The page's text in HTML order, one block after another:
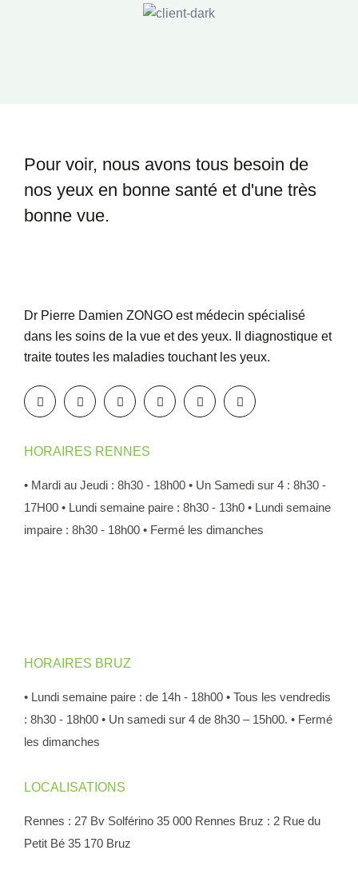
Pour voir, nous avons tous besoin de
nos yeux en bonne santé et d'une très
bonne vue.
Dr Pierre Damien ZONGO est médecin spécialisé
dans les soins de la vue et des yeux. Il diagnostique et
traite toutes les maladies touchant les yeux.
HORAIRES RENNES
• Mardi au Jeudi : 8h30 - 18h00 • Un Samedi sur 4 : 8h30 -
17H00 • Lundi semaine paire : 8h30 - 13h0 • Lundi semaine
impaire : 8h30 - 18h00 • Fermé les dimanches
HORAIRES BRUZ
• Lundi semaine paire : de 14h - 18h00 • Tous les vendredis
: 8h30 - 18h00 • Un samedi sur 4 de 8h30 – 15h00. • Fermé
les dimanches
LOCALISATIONS
Rennes : 27 Bv Solférino 35 000 Rennes Bruz : 2 Rue du
Petit Bé 35 170 Bruz